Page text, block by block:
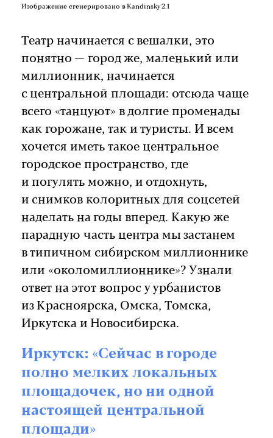
Изображение сгенерировано в Kandinsky 2.1
Театр начинается с вешалки, это
понятно — город же, маленький или
миллионник, начинается
с центральной площади: отсюда чаще
всего «танцуют» в долгие променады
как горожане, так и туристы. И всем
хочется иметь такое центральное
городское пространство, где
и погулять можно, и отдохнуть,
и снимков колоритных для соцсетей
наделать на годы вперед. Какую же
парадную часть центра мы застанем
в типичном сибирском миллионнике
или «околомиллионнике»? Узнали
ответ на этот вопрос у урбанистов
из Красноярска, Омска, Томска,
Иркутска и Новосибирска.
Иркутск: «Сейчас в городе
полно мелких локальных
площадочек, но ни одной
настоящей центральной
площади»